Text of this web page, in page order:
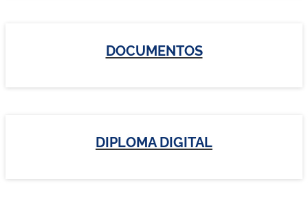
DOCUMENTOS
DIPLOMA DIGITAL